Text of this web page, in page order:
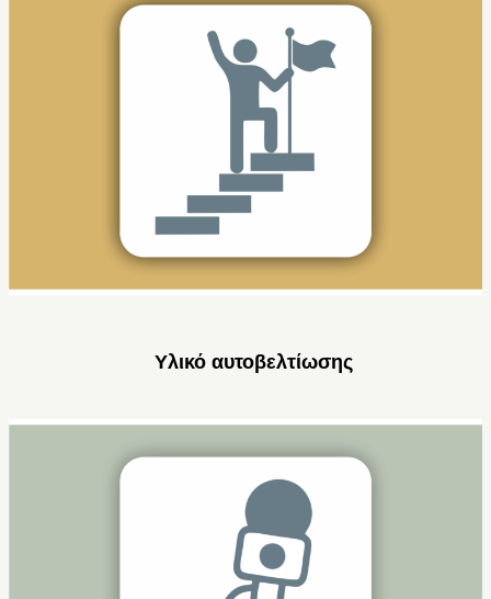
Υλικό αυτοβελτίωσης